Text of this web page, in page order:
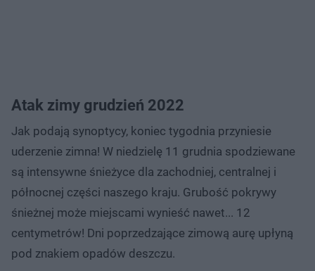
Atak zimy grudzień 2022
Jak podają synoptycy, koniec tygodnia przyniesie
uderzenie zimna! W niedzielę 11 grudnia spodziewane
są intensywne śnieżyce dla zachodniej, centralnej i
północnej części naszego kraju. Grubość pokrywy
śnieżnej może miejscami wynieść nawet... 12
centymetrów! Dni poprzedzające zimową aurę upłyną
pod znakiem opadów deszczu.